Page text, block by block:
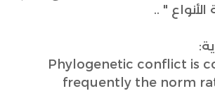
الأنواع " ..
"Phylogenetic conflict is
frequently the norm